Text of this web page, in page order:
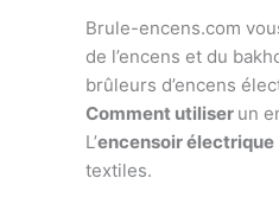
Brule-encens.com
de l’encens et du
brûleurs d’encens
Comment utiliser un
L’encensoir électrique
textiles.